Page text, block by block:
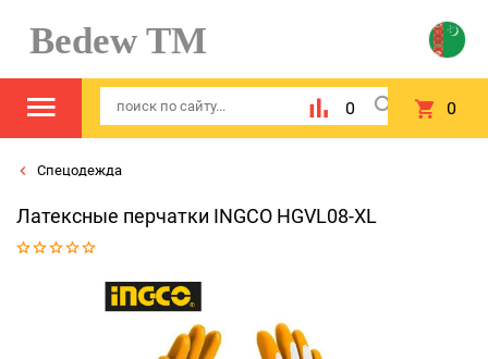
Bedew TM
0 0
Спецодежда
Латексные перчатки INGCO HGVL08-XL